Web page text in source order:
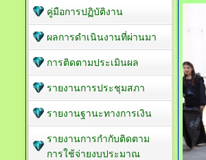
คู่มือการปฏิบัติงาน
ผลการดำเนินงานที่ผ่านมา
การติดตามประเมินผล
รายงานการประชุมสภา
รายงานฐานะทางการเงิน
รายงานการกำกับติดตาม
การใช้จ่ายงบประมาณ